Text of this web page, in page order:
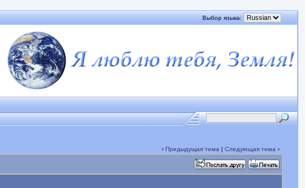
Выбор языка:
‹ Предыдущая тема | Следующая тема ›